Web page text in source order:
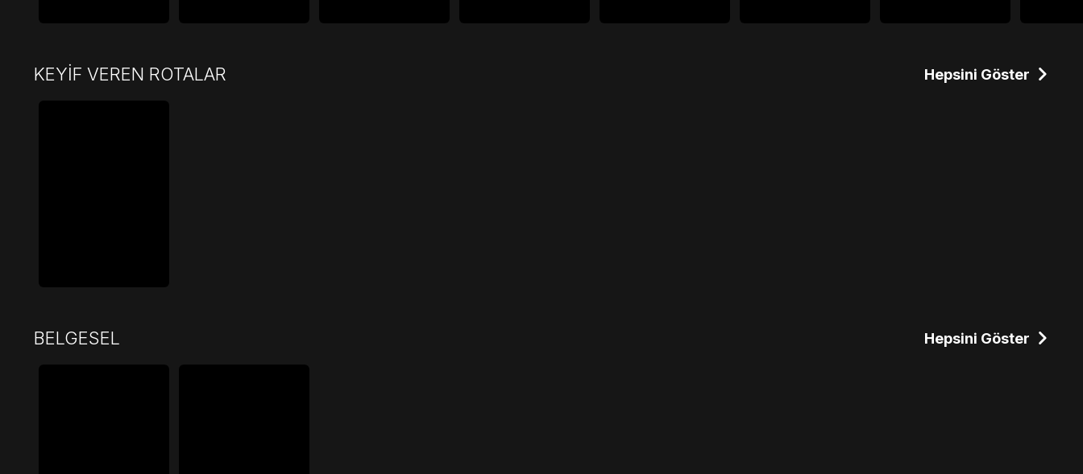
KEYİF VEREN ROTALAR Hepsini Göster
BELGESEL Hepsini Göster